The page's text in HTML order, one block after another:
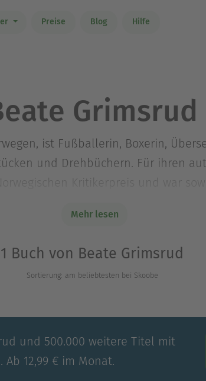
Preise Blog Hilfe
Grimsrud
ist Fußballerin, Boxerin,
und Drehbüchern. Für ihren
Kritikerpreis und war
Mehr lesen
1 Buch von Beate Grimsrud
Sortierung: am beliebtesten bei Skoobe
und 500.000 weitere Titel mit
12,99 € im Monat.